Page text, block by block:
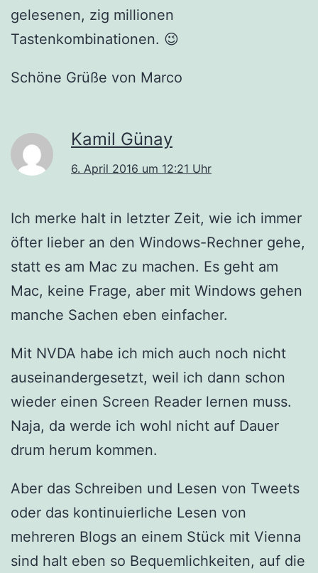
gelesenen, zig millionen
Tastenkombinationen. 😉
Schöne Grüße von Marco
Kamil Günay
6. April 2016 um 12:21 Uhr
Ich merke halt in letzter Zeit, wie ich immer
öfter lieber an den Windows-Rechner gehe,
statt es am Mac zu machen. Es geht am
Mac, keine Frage, aber mit Windows gehen
manche Sachen eben einfacher.
Mit NVDA habe ich mich auch noch nicht
auseinandergesetzt, weil ich dann schon
wieder einen Screen Reader lernen muss.
Naja, da werde ich wohl nicht auf Dauer
drum herum kommen.
Aber das Schreiben und Lesen von Tweets
oder das kontinuierliche Lesen von
mehreren Blogs an einem Stück mit Vienna
sind halt eben so Bequemlichkeiten, auf die